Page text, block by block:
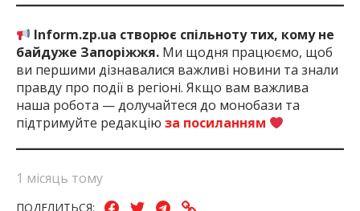
Inform.zp.ua створює спільноту тих, кому не
байдуже Запоріжжя. Ми щодня працюємо, щоб
ви першими дізнавалися важливі новини та знали
правду про події в регіоні. Якщо вам важлива
наша робота — долучайтеся до монобази та
підтримуйте редакцію за посиланням
1 місяць тому
ПОДЕЛИТЬСЯ: